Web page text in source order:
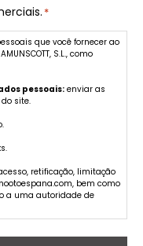
*
que você fornecer ao
S.L., como
pessoais: enviar as
site.
retificação, limitação
bem como
a uma autoridade de